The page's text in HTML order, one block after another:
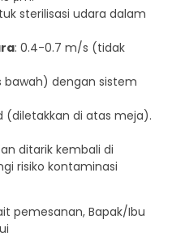
sterilisasi udara dalam
: 0.4-0.7 m/s (tidak
bawah) dengan sistem
(diletakkan di atas meja).
ditarik kembali di
risiko kontaminasi
pemesanan, Bapak/Ibu